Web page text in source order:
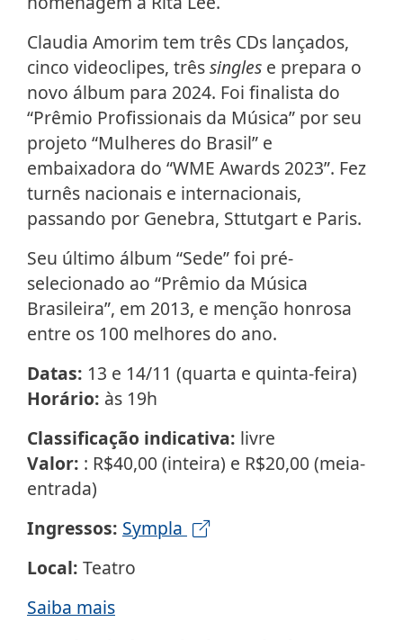
Claudia Amorim tem três CDs lançados,
cinco videoclipes, trêssingles e prepara o
novo álbum para 2024. Foi finalista do
“Prêmio Profissionais da Música” por seu
projeto “Mulheres do Brasil” e
embaixadora do “WME Awards 2023”. Fez
turnês nacionais e internacionais,
passando por Genebra, Sttutgart e Paris.
Seu último álbum “Sede” foi pré-
selecionado ao “Prêmio da Música
Brasileira”, em 2013, e menção honrosa
entre os 100 melhores do ano.
Datas: 13 e 14/11 (quarta e quinta-feira)
Horário: às 19h
Classificação indicativa: livre
Valor: : R$40,00 (inteira) e R$20,00 (meia-
entrada)
Ingressos: Sympla
Local: Teatro
Saiba mais